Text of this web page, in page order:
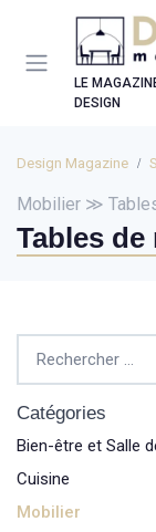
LE
DESIGN
Design Magazine
Mobilier ≫
Tables
Catégories
Bien-être et Salle
Cuisine
Mobilier
Panneau de